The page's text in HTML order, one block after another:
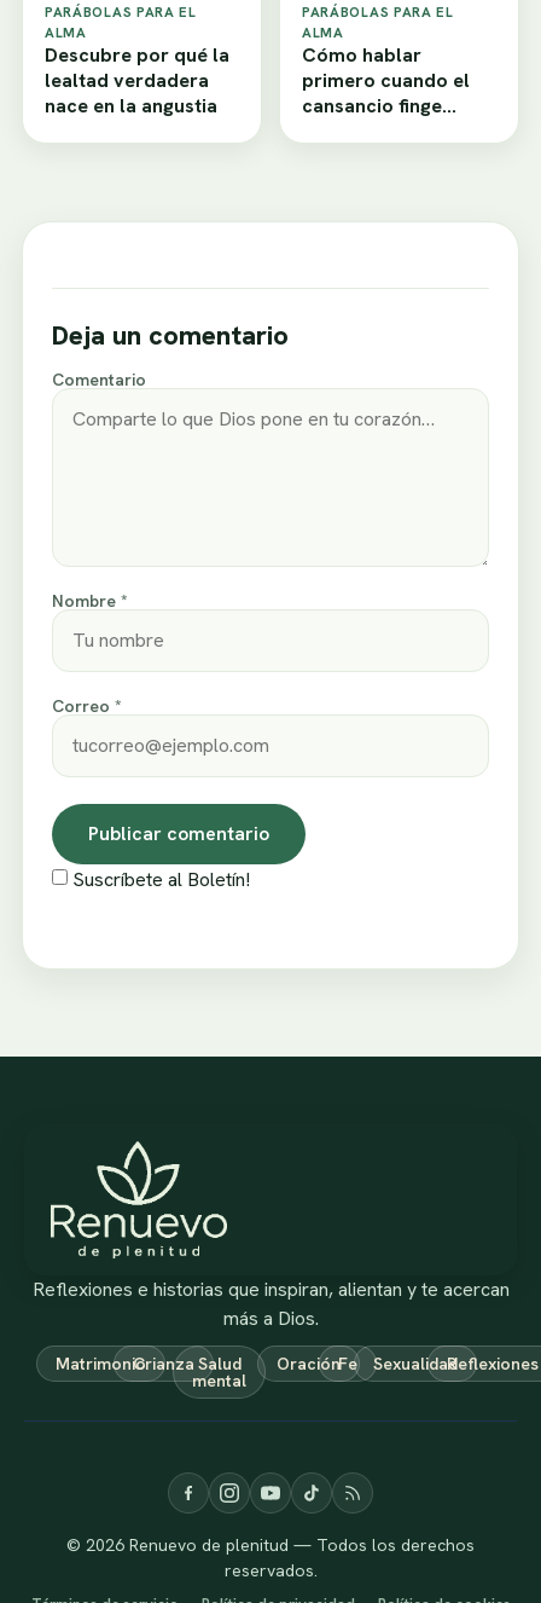
PARÁBOLAS PARA EL
ALMA
Descubre por qué la
lealtad verdadera
nace en la angustia
PARÁBOLAS PARA EL
ALMA
Cómo hablar
primero cuando el
cansancio finge
Deja un comentario
Comentario
Nombre *
Correo *
Suscríbete al Boletín!
Reflexiones e historias que inspiran, alientan y te acercan
más a Dios.
MatrimonioCrianza Salud
mental
OraciónFe SexualidadReflexiones
© 2026 Renuevo de plenitud — Todos los derechos
reservados.